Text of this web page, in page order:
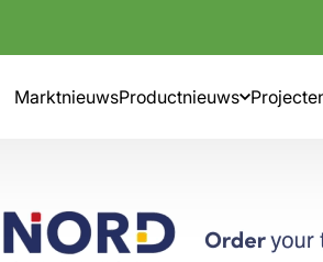
MarktnieuwsProductnieuws